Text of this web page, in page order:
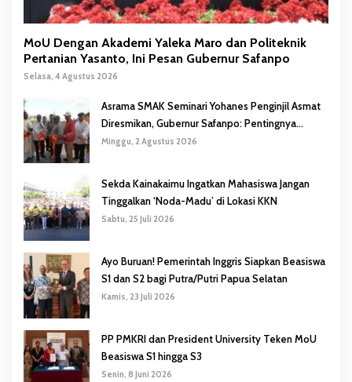
MoU Dengan Akademi Yaleka Maro dan Politeknik
Pertanian Yasanto, Ini Pesan Gubernur Safanpo
Selasa, 4 Agustus 2026
Asrama SMAK Seminari Yohanes Penginjil Asmat
Diresmikan, Gubernur Safanpo: Pentingnya
Pendidikan Karakter
Minggu, 2 Agustus 2026
Sekda Kainakaimu Ingatkan Mahasiswa Jangan
Tinggalkan ‘Noda-Madu’ di Lokasi KKN
Sabtu, 25 Juli 2026
Ayo Buruan! Pemerintah Inggris Siapkan Beasiswa
S1 dan S2 bagi Putra/Putri Papua Selatan
Kamis, 23 Juli 2026
PP PMKRI dan President University Teken MoU
Beasiswa S1 hingga S3
Senin, 8 Juni 2026